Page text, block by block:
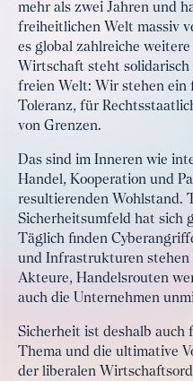
mehr als zwei Jahren und
freiheitlichen Welt massiv
es global zahlreiche
Wirtschaft steht
freien Welt: Wir stehen ein
Toleranz, für
von Grenzen.
Das sind im Inneren wie
Handel, Kooperation und
resultierenden Wohlstand.
Sicherheitsumfeld hat sich
Täglich finden
und Infrastrukturen
Akteure, Handelsrouten
auch die Unternehmen
Sicherheit ist deshalb
Thema und die ultimative
der liberalen